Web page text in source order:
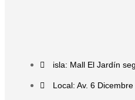
isla: Mall El Jardín
Local: Av. 6